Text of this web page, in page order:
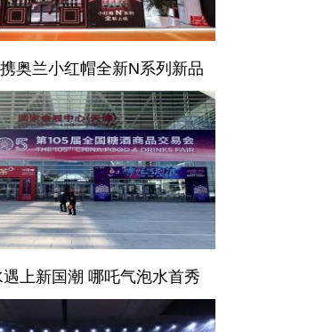
奥兰小红帽全新N系列新品
上新国潮 哪吒气泡水首秀